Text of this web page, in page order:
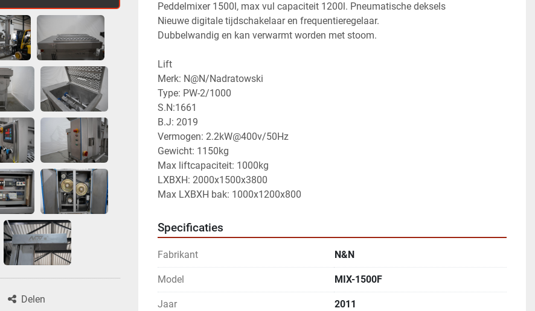
Delen
Peddelmixer 1500l, max vul capaciteit 1200l. Pneumatische deksels
Nieuwe digitale tijdschakelaar en frequentieregelaar.
Dubbelwandig en kan verwarmt worden met stoom.
Lift
Merk: N@N/Nadratowski
Type: PW-2/1000
S.N:1661
B.J: 2019
Vermogen: 2.2kW@400v/50Hz
Gewicht: 1150kg
Max liftcapaciteit: 1000kg
LXBXH: 2000x1500x3800
Max LXBXH bak: 1000x1200x800
Specificaties
Fabrikant N&N
Model MIX-1500F
Jaar 2011